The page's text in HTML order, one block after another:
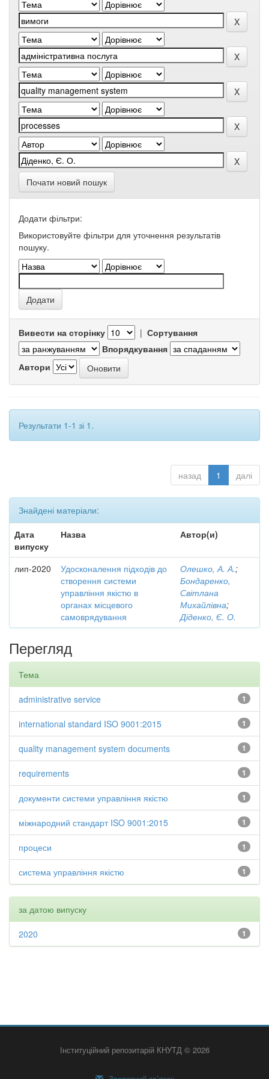
Почати новий пошук
Додати фільтри:
Використовуйте фільтри для уточнення результатів
пошуку.
Вивести на сторінку | Сортування
Впорядкування
Автори
Результати 1-1 зі 1.
назад 1 далі
Знайдені матеріали:
Дата
випуску
Назва Автор(и)
лип-2020
Удосконалення підходів до
створення системи
управління якістю в
органах місцевого
самоврядування
Олешко, А. А.;
Бондаренко,
Світлана
Михайлівна;
Діденко, Є. О.
Перегляд
Тема
1
administrative service
1
international standard ISO 9001:2015
1
quality management system documents
1
requirements
1
документи системи управління якістю
1
міжнародний стандарт ISO 9001:2015
1
процеси
1
система управління якістю
за датою випуску
1
2020
Інституційний репозитарій КНУТД © 2026